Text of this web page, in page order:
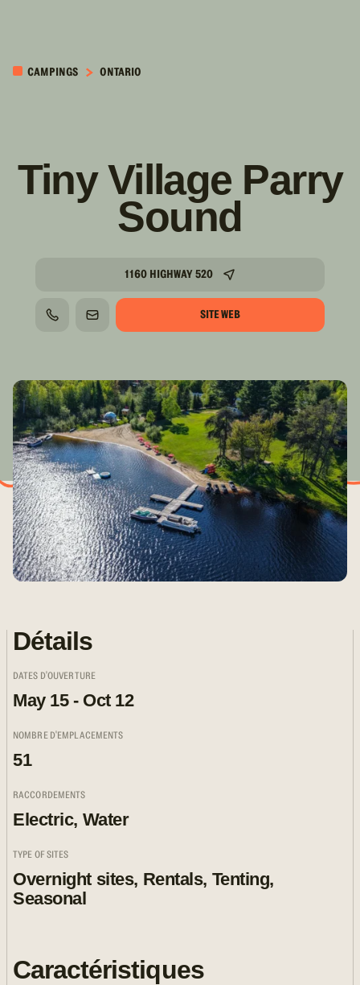
CONTENUCAMPINGS ONTARIO
Tiny Village Parry
Sound
1160 HIGHWAY 520
TÉLÉPHONECOURRIEL SITE WEB
Détails
DATES D'OUVERTURE
May 15 - Oct 12
NOMBRE D'EMPLACEMENTS
51
RACCORDEMENTS
Electric, Water
TYPE OF SITES
Overnight sites, Rentals, Tenting,
Seasonal
Caractéristiques